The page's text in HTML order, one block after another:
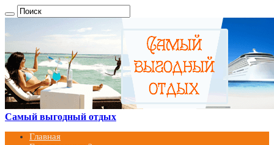
Самый выгодный отдых
Главная